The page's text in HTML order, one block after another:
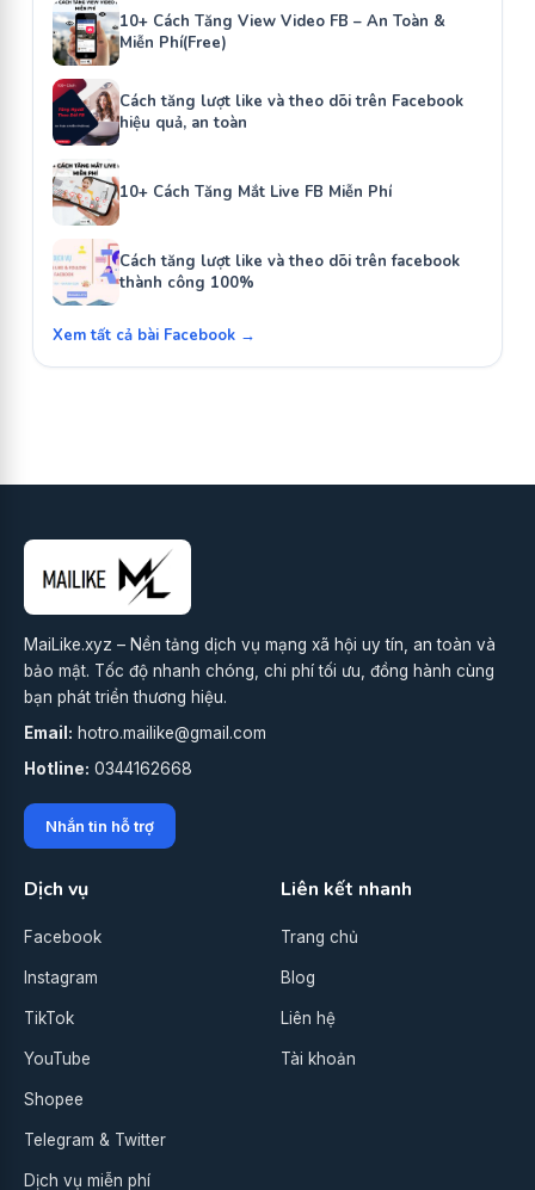
10+ Cách Tăng View Video FB – An Toàn &
Miễn Phí(Free)
Cách tăng lượt like và theo dõi trên Facebook
hiệu quả, an toàn
10+ Cách Tăng Mắt Live FB Miễn Phí
Cách tăng lượt like và theo dõi trên facebook
thành công 100%
Xem tất cả bài Facebook →
MaiLike.xyz – Nền tảng dịch vụ mạng xã hội uy tín, an toàn và
bảo mật. Tốc độ nhanh chóng, chi phí tối ưu, đồng hành cùng
bạn phát triển thương hiệu.
Email: hotro.mailike@gmail.com
Hotline: 0344162668
Nhắn tin hỗ trợ
Dịch vụ
Facebook
Instagram
TikTok
YouTube
Shopee
Telegram & Twitter
Dịch vụ miễn phí
Liên kết nhanh
Trang chủ
Blog
Liên hệ
Tài khoản